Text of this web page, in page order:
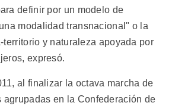
definir por un modelo de
modalidad transnacional" o la
territorio y naturaleza apoyada por
expresó.
al finalizar la octava marcha de
agrupadas en la Confederación de